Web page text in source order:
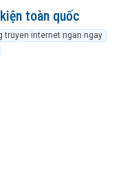
toàn quốc
truyen internet ngan ngay